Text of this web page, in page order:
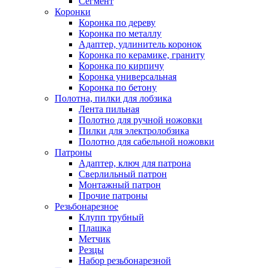
Коронки
Коронка по дереву
Коронка по металлу
Адаптер, удлинитель коронок
Коронка по керамике, граниту
Коронка по кирпичу
Коронка универсальная
Коронка по бетону
Полотна, пилки для лобзика
Лента пильная
Полотно для ручной ножовки
Пилки для электролобзика
Полотно для сабельной ножовки
Патроны
Адаптер, ключ для патрона
Сверлильный патрон
Монтажный патрон
Прочие патроны
Резьбонарезное
Клупп трубный
Плашка
Метчик
Резцы
Набор резьбонарезной